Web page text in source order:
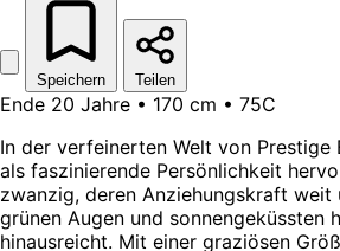
Speichern Teilen
Ende 20 Jahre • 170 cm • 75C
In der verfeinerten Welt von Prestige
als faszinierende Persönlichkeit
zwanzig, deren Anziehungskraft weit
grünen Augen und sonnengeküssten
hinausreicht. Mit einer graziösen